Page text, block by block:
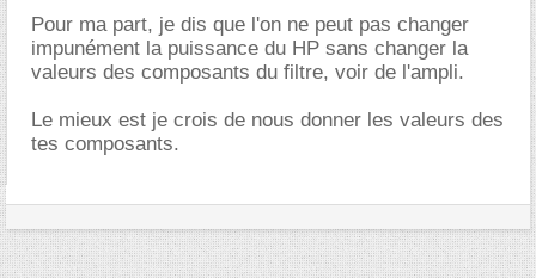
Pour ma part, je dis que l'on ne peut pas changer
impunément la puissance du HP sans changer la
valeurs des composants du filtre, voir de l'ampli.
Le mieux est je crois de nous donner les valeurs des
tes composants.